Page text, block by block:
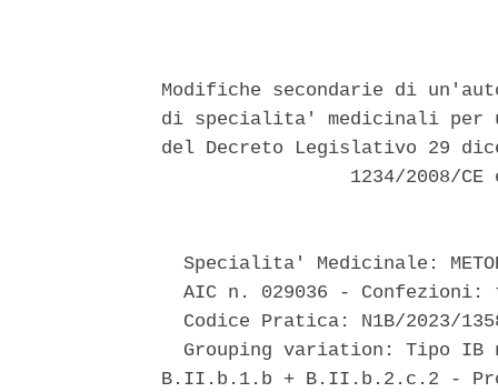
Modifiche secondarie di
di specialita' medicinali per
del Decreto Legislativo 29
1234/2008/
Specialita' Medicinale:
AIC n. 029036 - Confezioni:
Codice Pratica: N1B/2023/
Grouping variation: Tipo IB
B.II.b.1.b + B.II.b.2.c.2 -